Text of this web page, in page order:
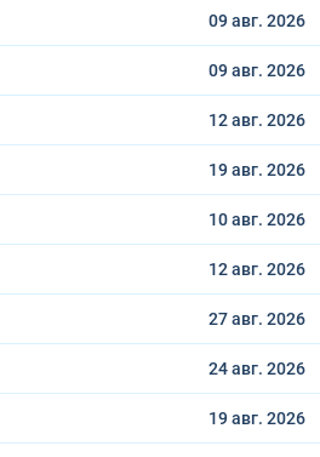
09 авг. 2026
09 авг. 2026
12 авг. 2026
19 авг. 2026
10 авг. 2026
12 авг. 2026
27 авг. 2026
24 авг. 2026
19 авг. 2026